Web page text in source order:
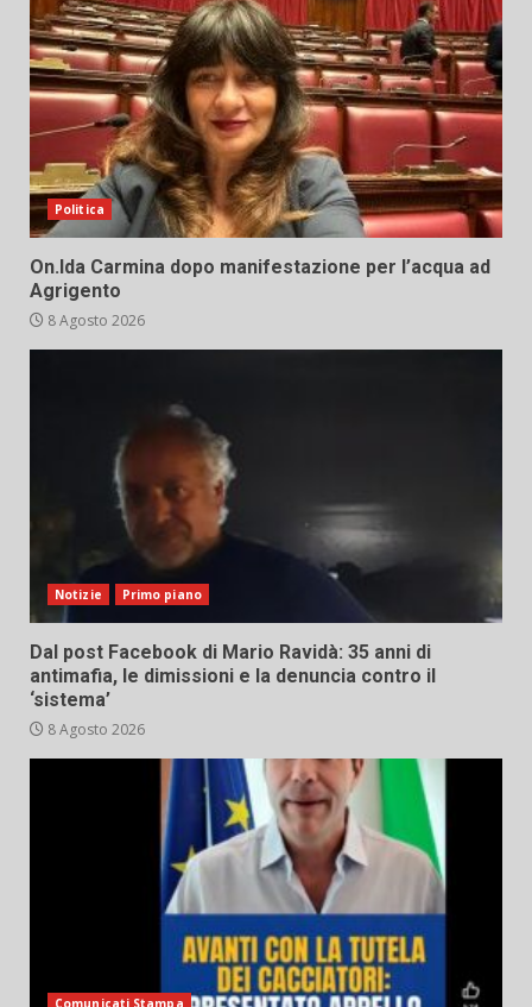
Politica
On.Ida Carmina dopo manifestazione per l’acqua ad
Agrigento
8 Agosto 2026
Notizie Primo piano
Dal post Facebook di Mario Ravidà: 35 anni di
antimafia, le dimissioni e la denuncia contro il
‘sistema’
8 Agosto 2026